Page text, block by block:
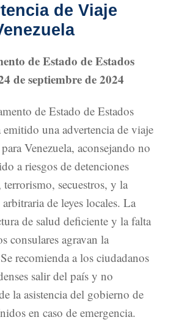
de Viaje
de Estado de Estados
de septiembre de 2024
de Estado de Estados
una advertencia de viaje
Venezuela, aconsejando no
a riesgos de detenciones
terrorismo, secuestros, y la
de leyes locales. La
de salud deficiente y la falta
consulares agravan la
recomienda a los ciudadanos
salir del país y no
la asistencia del gobierno de
en caso de emergencia.